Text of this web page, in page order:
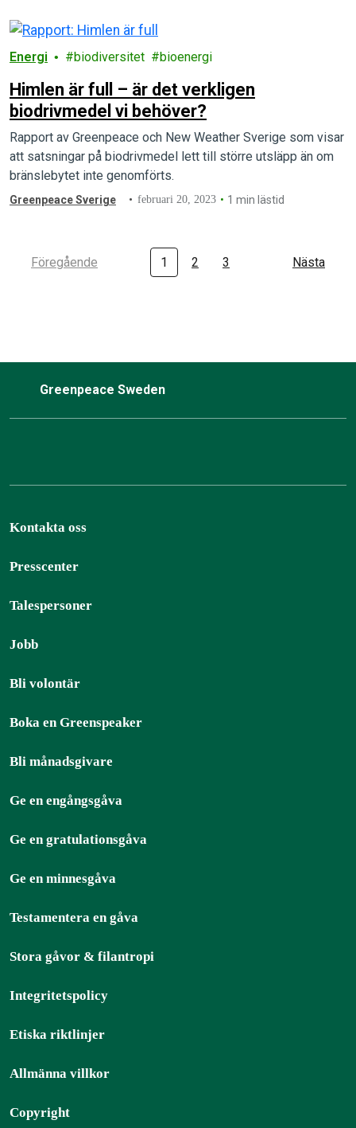
Energi biodiversitet bioenergi
Himlen är full – är det verkligen
biodrivmedel vi behöver?
Rapport av Greenpeace och New Weather Sverige som visar
att satsningar på biodrivmedel lett till större utsläpp än om
bränslebytet inte genomförts.
Greenpeace Sverige februari 20, 2023 1 min lästid
Föregående 1 2 3 Nästa
Greenpeace Sweden
Kontakta oss
Presscenter
Talespersoner
Jobb
Bli volontär
Boka en Greenspeaker
Bli månadsgivare
Ge en engångsgåva
Ge en gratulationsgåva
Ge en minnesgåva
Testamentera en gåva
Stora gåvor & filantropi
Integritetspolicy
Etiska riktlinjer
Allmänna villkor
Copyright